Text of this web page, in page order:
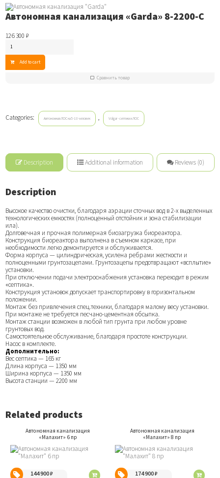
Автономная канализация «Garda» 8-2200-С
126 300₽
канализация
"Garda"
2200-
Add to cart
Сравнить товар
Categories: Автономная ЛОС на 5-10 человек , Volgar - септики и ЛОС
Description Additional information Reviews (0)
Description
Высокое качество очистки, благодаря аэрации сточных вод в 2-х выделенных
технологических емкостях (полноценный отстойник и зона стабилизации
ила).
Долговечная и прочная полимерная биозагрузка биореактора.
Конструкция биореактора выполнена в съемном каркасе, при
необходимости легко демонтируется и обслуживается.
Форма корпуса — цилиндрическая, усилена ребрами жесткости и
полноценными грунтозацепами. Грунтозацепы предотвращают «всплытие»
установки.
При отключении подачи электроснабжения установка переходит в режим
«септика».
Конструкция установок допускает транспортировку в горизонтальном
положении.
Монтаж без привлечения спец.техники, благодаря малому весу установки.
При монтаже не требуется песчано-цементная обсыпка.
Монтаж станции возможен в любой тип грунта при любом уровне
грунтовых вод.
Самостоятельное обслуживание, благодаря простоте конструкции.
Насос в комплекте.
Дополнительно:
Вес септика — 165 кг
Длина корпуса — 1350 мм
Ширина корпуса — 1350 мм
Высота станции — 2200 мм
Related products
Автономная канализация
«Малахит» 6 пр
144 900₽
Автономная канализация
«Малахит» 8 пр
174 900₽